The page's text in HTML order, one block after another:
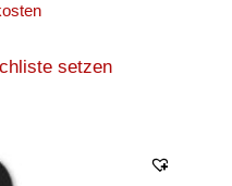
setzen